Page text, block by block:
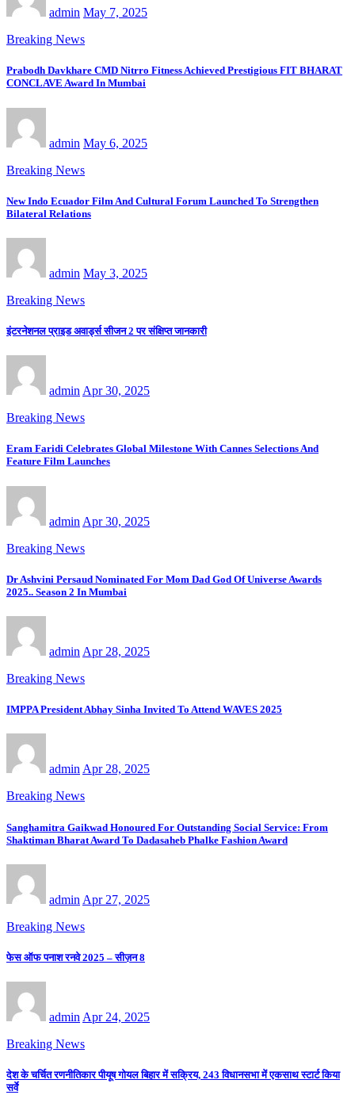
admin May 7, 2025
Breaking News
Prabodh Davkhare CMD Nitrro Fitness Achieved Prestigious FIT BHARAT
CONCLAVE Award In Mumbai
admin May 6, 2025
Breaking News
New Indo Ecuador Film And Cultural Forum Launched To Strengthen
Bilateral Relations
admin May 3, 2025
Breaking News
इंटरनेशनल प्राइड अवार्ड्स सीजन 2 पर संक्षिप्त जानकारी
admin Apr 30, 2025
Breaking News
Eram Faridi Celebrates Global Milestone With Cannes Selections And
Feature Film Launches
admin Apr 30, 2025
Breaking News
Dr Ashvini Persaud Nominated For Mom Dad God Of Universe Awards
2025.. Season 2 In Mumbai
admin Apr 28, 2025
Breaking News
IMPPA President Abhay Sinha Invited To Attend WAVES 2025
admin Apr 28, 2025
Breaking News
Sanghamitra Gaikwad Honoured For Outstanding Social Service: From
Shaktiman Bharat Award To Dadasaheb Phalke Fashion Award
admin Apr 27, 2025
Breaking News
फेस ऑफ पनाश रनवे 2025 – सीज़न 8
admin Apr 24, 2025
Breaking News
देश के चर्चित रणनीतिकार पीयूष गोयल बिहार में सक्रिय, 243 विधानसभा में एकसाथ स्टार्ट किया
सर्वे